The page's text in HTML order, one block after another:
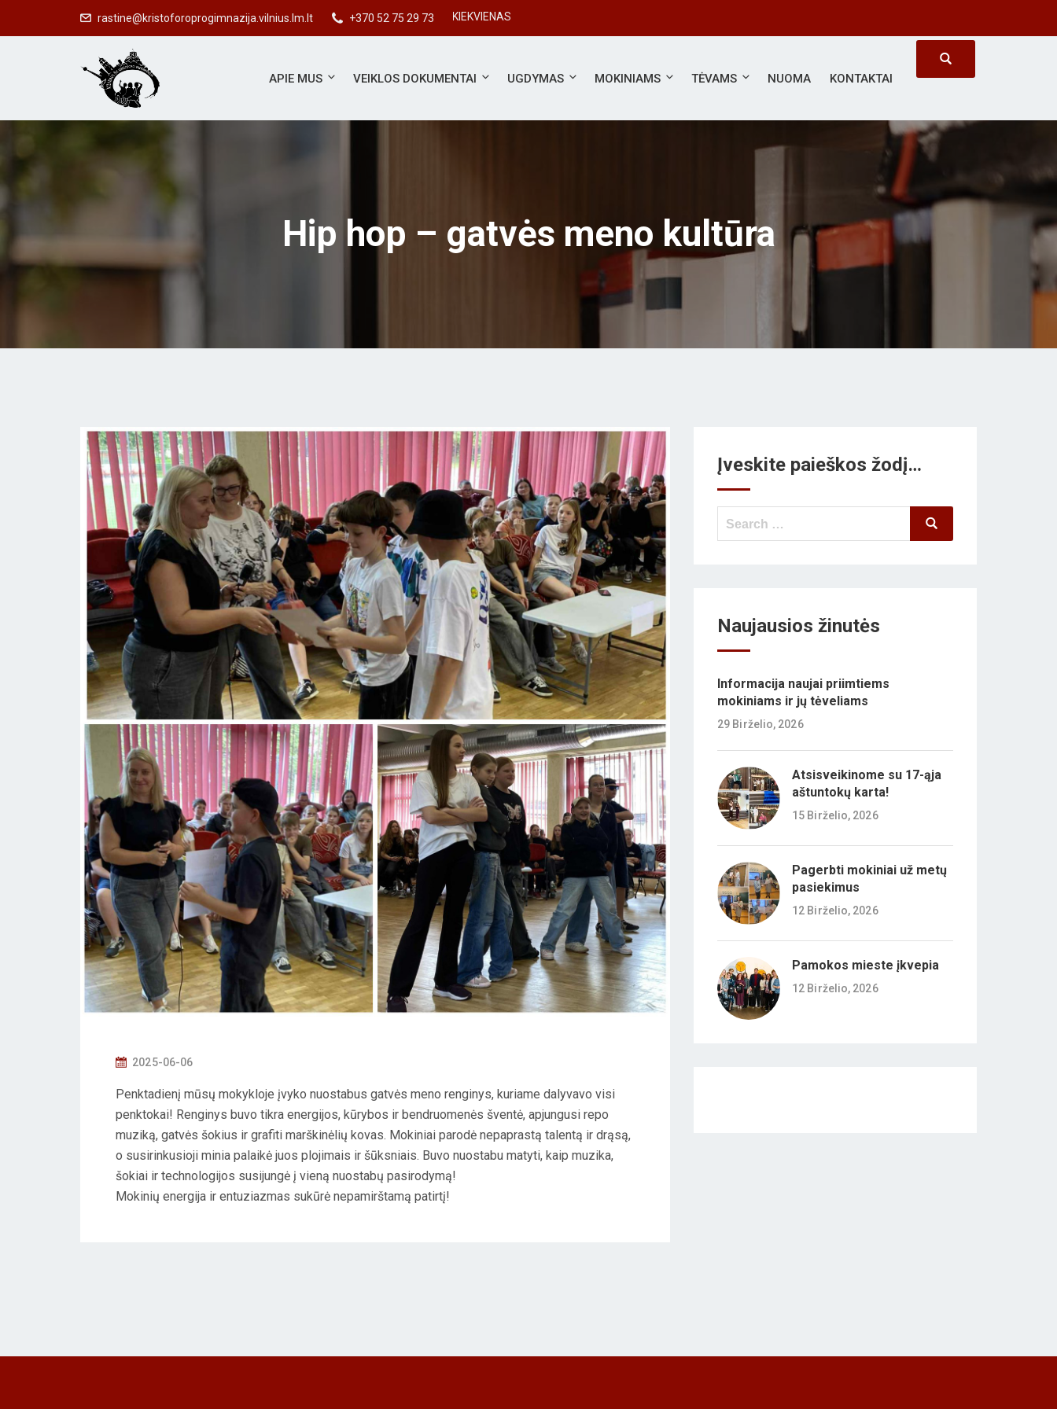
rastine@kristoforoprogimnazija.vilnius.lm.lt +370 52 75 29 73
#SVARBUS KIEKVIENAS
APIE MUS VEIKLOS DOKUMENTAI UGDYMAS MOKINIAMS TĖVAMS NUOMA KONTAKTAI
Hip hop – gatvės meno kultūra
P
S
T
E
D
O
N
2025-06-06
Penktadienį mūsų mokykloje įvyko nuostabus gatvės meno renginys, kuriame dalyvavo visi
penktokai! Renginys buvo tikra energijos, kūrybos ir bendruomenės šventė, apjungusi repo
muziką, gatvės šokius ir grafiti marškinėlių kovas. Mokiniai parodė nepaprastą talentą ir drąsą,
o susirinkusioji minia palaikė juos plojimais ir šūksniais. Buvo nuostabu matyti, kaip muzika,
šokiai ir technologijos susijungė į vieną nuostabų pasirodymą!
Mokinių energija ir entuziazmas sukūrė nepamirštamą patirtį!
Įveskite paieškos žodį…
Search
Search
Naujausios žinutės
Informacija naujai priimtiems
mokiniams ir jų tėveliams
29 Birželio, 2026
Atsisveikinome su 17-ąja
aštuntokų karta!
15 Birželio, 2026
Pagerbti mokiniai už metų
pasiekimus
12 Birželio, 2026
Pamokos mieste įkvepia
12 Birželio, 2026